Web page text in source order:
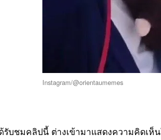
Instagram/@orientaumemes
บชมคลิปนี้ ต่างเข้ามาแสดงความคิดเห็น